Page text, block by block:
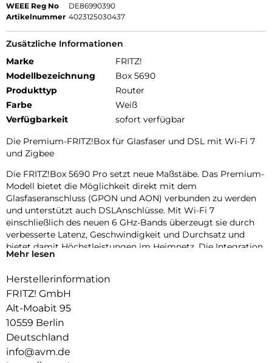
WEEE Reg No
DE86990390
Artikelnummer 4023125030437
Zusätzliche Informationen
Marke
FRITZ!
Modellbezeichnung
Box 5690
Produkttyp
Router
Farbe
Weiß
Verfügbarkeit
sofort verfügbar
Die Premium-FRITZ!Box für Glasfaser und DSL mit Wi-Fi 7
und Zigbee
Die FRITZ!Box 5690 Pro setzt neue Maßstäbe. Das Premium-
Modell bietet die Möglichkeit direkt mit dem
Glasfaseranschluss (GPON und AON) verbunden zu werden
und unterstützt auch DSLAnschlüsse. Mit Wi-Fi 7
einschließlich des neuen 6 GHz-Bands überzeugt sie durch
verbesserte Latenz, Geschwindigkeit und Durchsatz und
bietet damit Höchstleistungen im Heimnetz. Die Integration
des Zigbee-Funkstandards ermöglicht die Nutzung vieler
und Licht. Gigabit-LAN-Anschlüsse, 2,5G LAN Port,
komfortable Telefonie, VPN, WLAN-Gastzugang, Firewall und
USB 3.1 für Speichermedien runden die Ausstattung ab. Die
FRITZ!Box 5690 Pro stellt das nächste Level für
anspruchsvolle Breitbandanwendungen dar und ist bereit für
Echtzeitanwendungen wie Virtual Reality, Cloud Computing
und Gaming.
Mehr lesen
Herstellerinformation
FRITZ! GmbH
Alt-Moabit 95
10559 Berlin
Deutschland
info@avm.de